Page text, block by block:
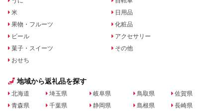
米
果物・フルーツ
ビール
菓子・スイーツ
おせち
日用品
化粧品
アクセサリー
その他
地域から返礼品を探す
北海道
青森県
埼玉県
千葉県
岐阜県
静岡県
鳥取県
島根県
佐賀県
長崎県